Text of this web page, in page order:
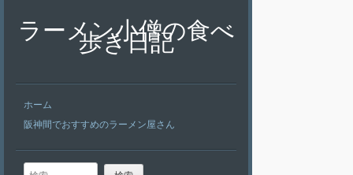
ラーメン小僧の食べ
歩き日記
ホーム
阪神間でおすすめのラーメン屋さん
検索